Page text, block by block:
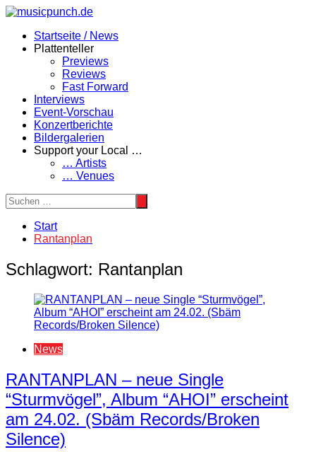
Zum
springenStartseite / News
Plattenteller
Previews
Reviews
Fast Forward
Interviews
Event-Vorschau
Konzertberichte
Bildergalerien
Support your Local …
… Artists
… Venues
Start
Rantanplan
Schlagwort: Rantanplan
News
RANTANPLAN – neue Single
“Sturmvögel”, Album “AHOI” erscheint
am 24.02. (Sbäm Records/Broken
Silence)